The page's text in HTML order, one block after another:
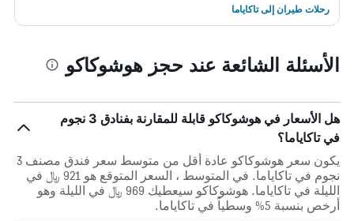
رحلات طيران إلى تاكاياما
الأسئلة الشائعة عند حجز هوشوكاكو
هل الأسعار في هوشوكاكو قابلة للمقارنة بفنادق 3 نجوم
في تاكاياما؟
يكون سعر هوشوكاكو عادة أقل من متوسط ​​سعر فندق مصنف 3
نجوم في تاكاياما. في المتوسط ، السعر المتوقع هو 921 ﷼ في
الليلة في تاكاياما. هوشوكاكو سيعطيك 969 ﷼ في الليلة وهو
أرخص بنسبة 5% وسطياً في تاكاياما.